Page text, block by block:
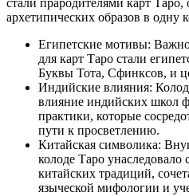
стали прародителями карт
архетипических образов в одну
Египетские мотивы:
для карт Таро стали
Буквы Тота, Сфинксов, и
Индийские влияния:
влияние индийских школ
практики, которые
пути к просветлению.
Китайская символика:
колоде Таро унаследовало
китайских традиций,
языческой мифологии и